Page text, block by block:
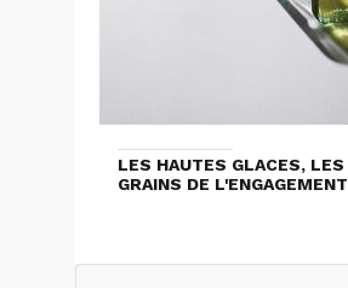
LES HAUTES GLACES, LES
GRAINS DE L'ENGAGEMENT